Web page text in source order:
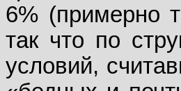
6% (примерно
так что по
условий,